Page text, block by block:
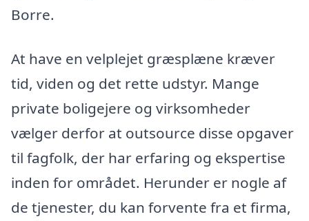
Borre.
At have en velplejet græsplæne kræver
tid, viden og det rette udstyr. Mange
private boligejere og virksomheder
vælger derfor at outsource disse opgaver
til fagfolk, der har erfaring og ekspertise
inden for området. Herunder er nogle af
de tjenester, du kan forvente fra et firma,